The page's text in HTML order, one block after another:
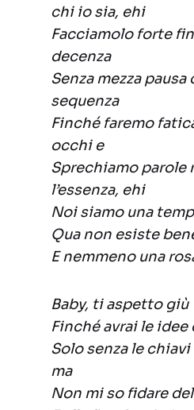
chi io sia, ehi
Facciamolo forte
decenza
Senza mezza
sequenza
Finché faremo
occhi e
Sprechiamo parole
l’essenza, ehi
Noi siamo una
Qua non esiste
E nemmeno una
Baby, ti aspetto giù
Finché avrai le idee
Solo senza le
ma
Non mi so fidare